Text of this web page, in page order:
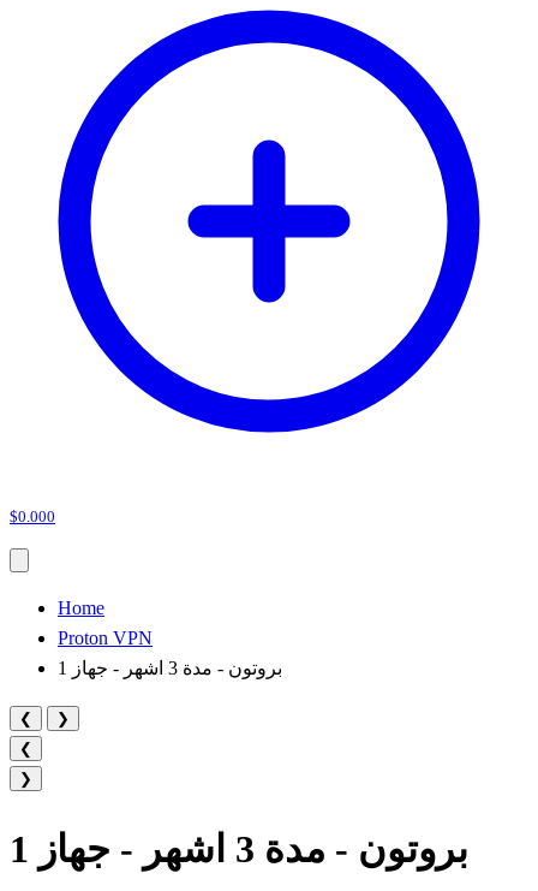
$0.000
Home
Proton VPN
بروتون - مدة 3 اشهر - جهاز 1
❮
❯
❮
❯
بروتون - مدة 3 اشهر - جهاز 1